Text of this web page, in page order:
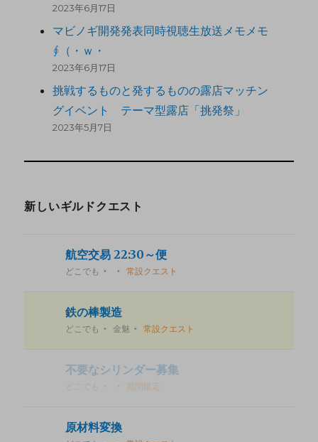
2023年6月17日
マビノギ開発発表同時視聴生放送メモメモ
∮（・ｗ・
2023年6月17日
挑戦するものと発するものの露店マッチン
グイベント テーマ型露店「挑発祭」
2023年5月7日
新しいギルドクエスト
航空交易 22:30～便
どこでも 常設クエスト
鉄の棒製造
どこでも 金魅 常設クエスト
不要なシリンダー募集
期間限定
原材料変換